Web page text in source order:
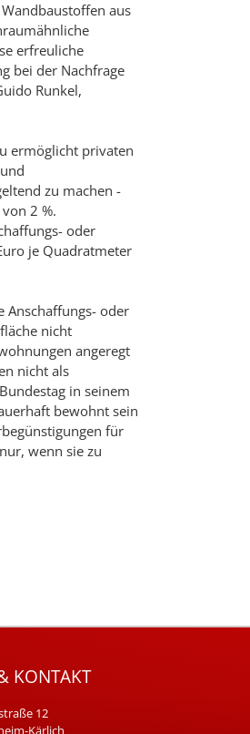
aus
erfreuliche
bei der Nachfrage
Runkel,
ermöglicht privaten
zu machen -
2 %.
oder
je Quadratmeter
Anschaffungs- oder
nicht
angeregt
nicht als
in seinem
bewohnt sein
für
wenn sie zu
KONTAKT
12
Kärlich